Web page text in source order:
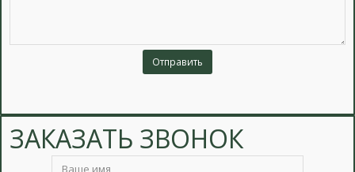
ЗАКАЗАТЬ ЗВОНОК